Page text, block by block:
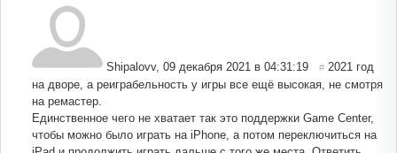
Shipalovv, 09 декабря 2021 в 04:31:19 # 2021 год
на дворе, а реиграбельность у игры все ещё высокая, не смотря
на ремастер.
Единственное чего не хватает так это поддержки Game Center,
чтобы можно было играть на iPhone, а потом переключиться на